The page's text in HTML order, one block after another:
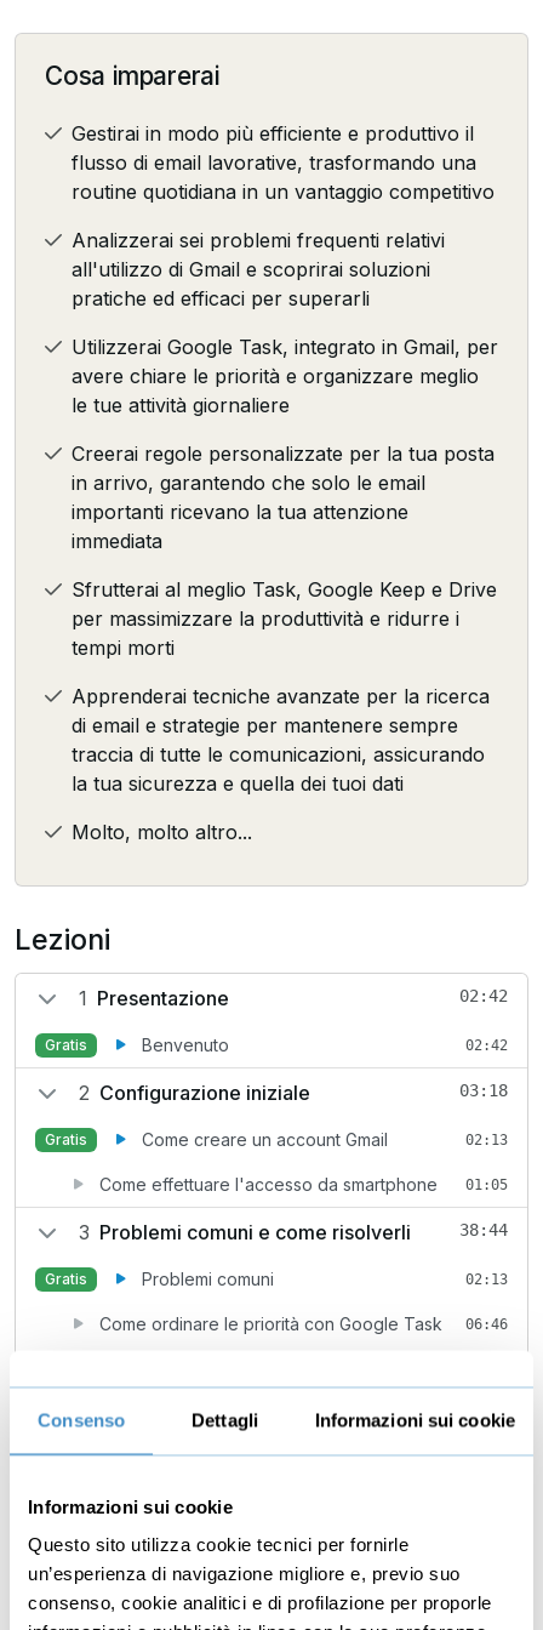
Consenso Dettagli Informazioni sui cookie
Informazioni sui cookie
Questo sito utilizza cookie tecnici per fornirle
un’esperienza di navigazione migliore e, previo suo
consenso, cookie analitici e di profilazione per proporle
Cosa imparerai
Gestirai in modo più efficiente e produttivo il
flusso di email lavorative, trasformando una
routine quotidiana in un vantaggio competitivo
Analizzerai sei problemi frequenti relativi
all'utilizzo di Gmail e scoprirai soluzioni
pratiche ed efficaci per superarli
Utilizzerai Google Task, integrato in Gmail, per
avere chiare le priorità e organizzare meglio
le tue attività giornaliere
Creerai regole personalizzate per la tua posta
in arrivo, garantendo che solo le email
importanti ricevano la tua attenzione
immediata
Sfrutterai al meglio Task, Google Keep e Drive
per massimizzare la produttività e ridurre i
tempi morti
Apprenderai tecniche avanzate per la ricerca
di email e strategie per mantenere sempre
traccia di tutte le comunicazioni, assicurando
la tua sicurezza e quella dei tuoi dati
Molto, molto altro...
Lezioni
1 Presentazione 02:42
Gratis Benvenuto 02:42
2 Configurazione iniziale 03:18
Gratis Come creare un account Gmail 02:13
Come effettuare l'accesso da smartphone 01:05
3 Problemi comuni e come risolverli 38:44
Gratis Problemi comuni 02:13
Come ordinare le priorità con Google Task 06:46
Come spostare e archiviare le email 07:05
L'elenco verifica di Google Tasks 04:33
Come gestire le email restando concentrati
Come ricercare le email
Come tenere traccia di tutte le conversazioni 03:07